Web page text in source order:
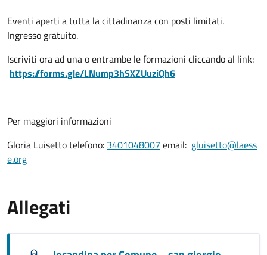
Eventi aperti a tutta la cittadinanza con posti limitati.
Ingresso gratuito.
Iscriviti ora ad una o entrambe le formazioni cliccando al link:
https://forms.gle/LNump3hSXZUuziQh6
Per maggiori informazioni
Gloria Luisetto telefono: 3401048007 email: gluisetto@laess
e.org
Allegati